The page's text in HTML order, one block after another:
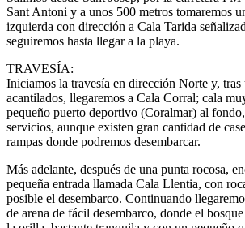
Sant Antoni y a unos 500 metros tomaremos
izquierda con dirección a Cala Tarida
seguiremos hasta llegar a la playa.
TRAVESÍA:
Iniciamos la travesía en dirección Norte y, tras
acantilados, llegaremos a Cala Corral; cala
pequeño puerto deportivo (Coralmar) al
servicios, aunque existen gran cantidad de
rampas donde podremos desembarcar.
Más adelante, después de una punta rocosa,
pequeña entrada llamada Cala Llentia, con
posible el desembarco. Continuando
de arena de fácil desembarco, donde el